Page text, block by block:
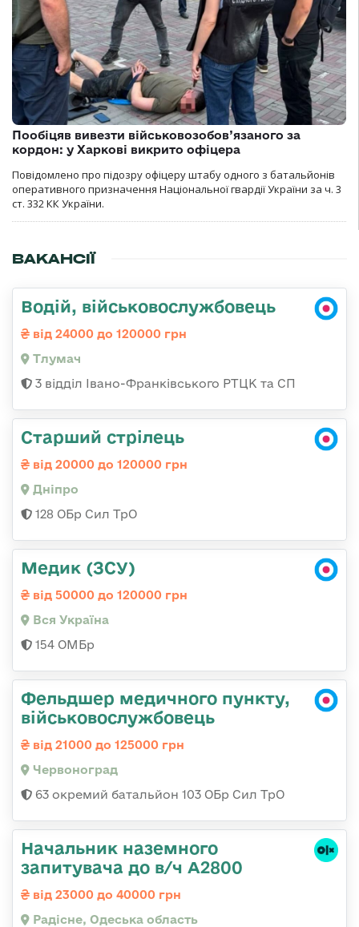
Пообіцяв вивезти військовозобов’язаного за
кордон: у Харкові викрито офіцера
Повідомлено про підозру офіцеру штабу одного з батальйонів
оперативного призначення Національної гвардії України за ч. 3
ст. 332 КК України.
ВАКАНСІЇ
Водій, військовослужбовець
від 24000 до 120000 грн
Тлумач
3 відділ Івано-Франківського РТЦК та СП
Старший стрілець
від 20000 до 120000 грн
Дніпро
128 ОБр Сил ТрО
Медик (ЗСУ)
від 50000 до 120000 грн
Вся Україна
154 ОМБр
Фельдшер медичного пункту,
військовослужбовець
від 21000 до 125000 грн
Червоноград
63 окремий батальйон 103 ОБр Сил ТрО
Начальник наземного
запитувача до в/ч А2800
від 23000 до 40000 грн
Радісне, Одеська область